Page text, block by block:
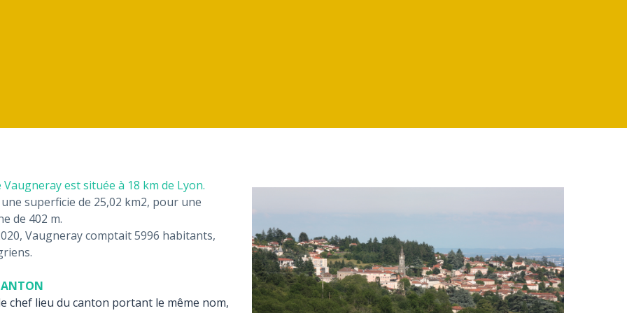
Vaugneray est située à 18 km de Lyon.
superficie de 25,02 km2, pour une
de 402 m.
Vaugneray comptait 5996 habitants,
chef lieu du canton portant le même nom,